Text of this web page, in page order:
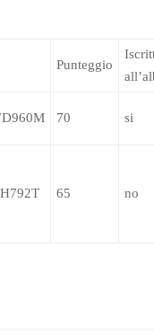
Punteggio
70 si
65 no